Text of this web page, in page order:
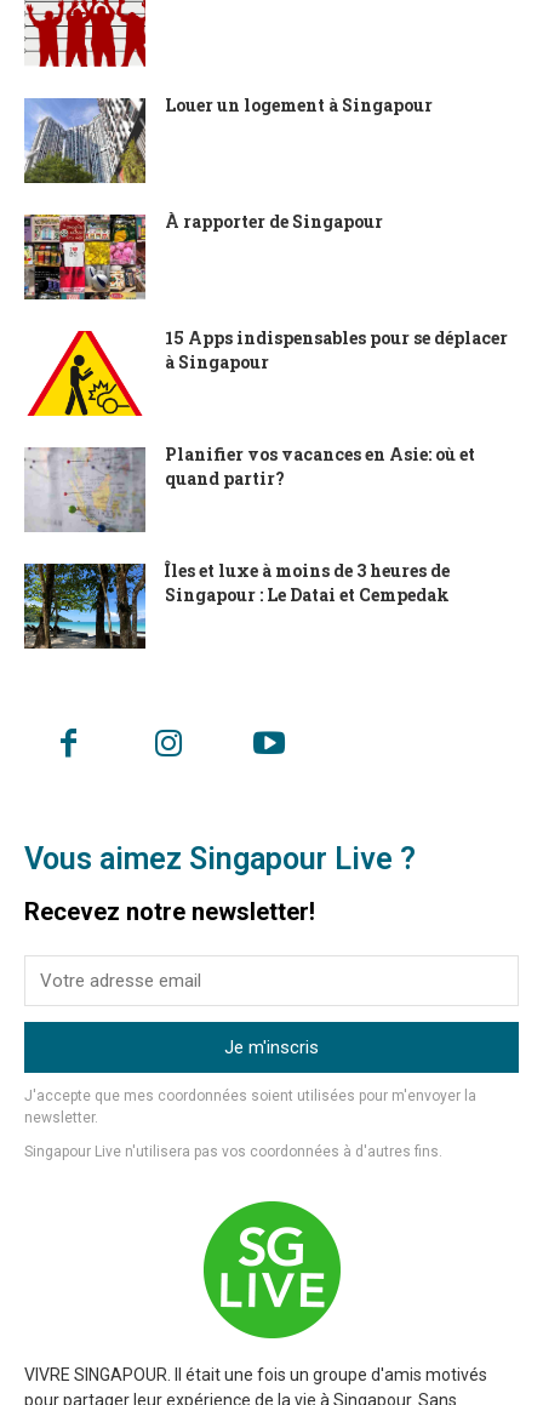
Louer un logement à Singapour
À rapporter de Singapour
15 Apps indispensables pour se déplacer
à Singapour
Planifier vos vacances en Asie: où et
quand partir?
Îles et luxe à moins de 3 heures de
Singapour : Le Datai et Cempedak
Vous aimez Singapour Live ?
Recevez notre newsletter!
Je m'inscris
J'accepte que mes coordonnées soient utilisées pour m'envoyer la
newsletter.
Singapour Live n'utilisera pas vos coordonnées à d'autres fins.
VIVRE SINGAPOUR. Il était une fois un groupe d'amis motivés
pour partager leur expérience de la vie à Singapour. Sans